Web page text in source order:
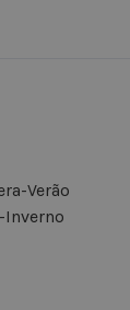
Verão
Inverno